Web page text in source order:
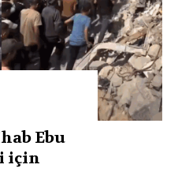
Ebu
için